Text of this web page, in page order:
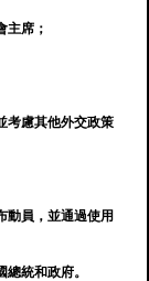
主席；
考慮其他外交政策
動員，並通過使用
統和政府。